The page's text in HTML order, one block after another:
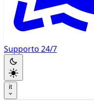
Supporto 24/7
it